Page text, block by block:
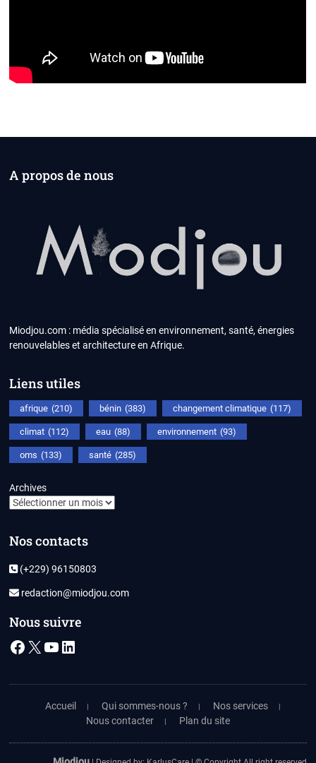
A propos de nous
Miodjou.com : média spécialisé en environnement, santé, énergies
renouvelables et architecture en Afrique.
Liens utiles
afrique (210) bénin (383) changement climatique (117)
climat (112) eau (88) environnement (93)
oms (133) santé (285)
Archives
Nos contacts
(+229) 96150803
redaction@miodjou.com
Nous suivre
Facebook
X YouTube
LinkedIn
Accueil Qui sommes-nous ?
Nos services
Nous contacter
Plan du site